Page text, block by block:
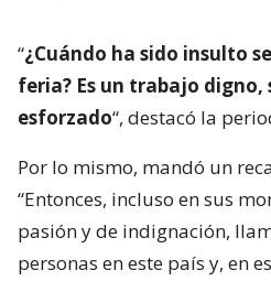
“¿Cuándo ha sido insulto
feria? Es un trabajo digno,
esforzado“, destacó la
Por lo mismo, mandó un
“Entonces, incluso en sus
pasión y de indignación,
personas en este país y, en